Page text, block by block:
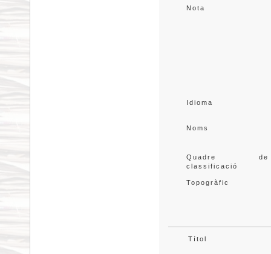
Nota
Idioma
Noms
Quadre de
classificació
Topogràfic
Títol